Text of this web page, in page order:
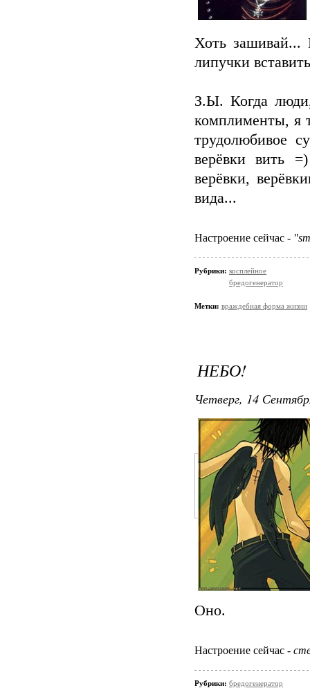
Хоть
липучки
З.Ы. Когда
комплименты, я
трудолюбивое
верёвки вить
верёвки,
вида...
Настроение сейчас -
Рубрики: косплейное
бредогенератор
Метки: враждебная форма жизни
НЕБО!
Четверг, 14
Оно.
Настроение сейчас -
Рубрики: бредогенератор